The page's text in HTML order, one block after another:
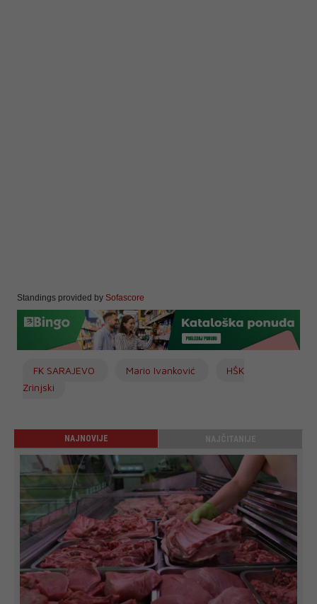
Standings provided by Sofascore
FK SARAJEVO Mario Ivanković
HŠK
Zrinjski
NAJNOVIJE